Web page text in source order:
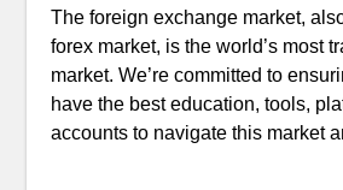
The foreign exchange market,
forex market, is the world’s most
market. We’re committed to
have the best education, tools,
accounts to navigate this market